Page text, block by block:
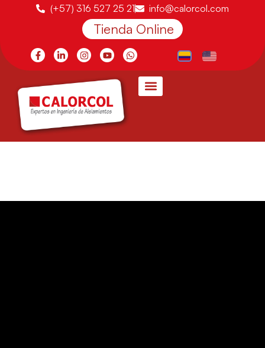
(+57) 316 527 25 21 info@calorcol.com
Tienda Online